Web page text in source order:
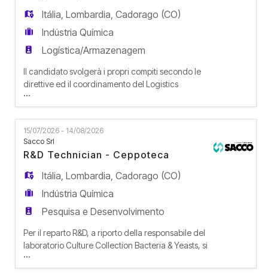
Itália,Lombardia,Cadorago (CO)
Indústria Química
Logística/Armazenagem
Il candidato svolgerà i propri compiti secondo le
direttive ed il coordinamento del Logistics
Manager, operando all'interno di un team di
magazzino composto da 3 risorse. La risorsa si
occuperà di dare supporto alle principali aree di
magazzino, garantendo operatività, ordine e
accuratezza nella gestione dei flussi di merce.
ATTIVITÀ SVOLTE E RES
...
15/07/2026 - 14/08/2026
Sacco Srl
R&D Technician - Ceppoteca
Itália,Lombardia,Cadorago (CO)
Indústria Química
Pesquisa e Desenvolvimento
Per il reparto R&D, a riporto della responsabile del
laboratorio Culture Collection Bacteria & Yeasts, si
ricerca figura che collabori al potenziamento e
allo sviluppo della Ceppoteca generale batteri e
...